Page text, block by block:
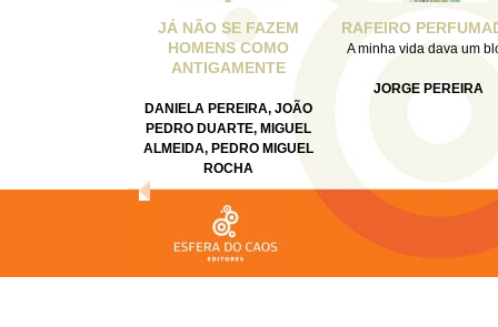
JÁ NÃO SE FAZEM
HOMENS COMO
ANTIGAMENTE
DANIELA PEREIRA, JOÃO
PEDRO DUARTE, MIGUEL
ALMEIDA, PEDRO MIGUEL
ROCHA
RAFEIRO
A minha vida dava um
JORGE PEREIRA